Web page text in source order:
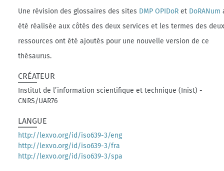
Une révision des glossaires des sites DMP OPIDoR et DoRANum
été réalisée aux côtés des deux services et les termes des
ressources ont été ajoutés pour une nouvelle version de ce
thésaurus.
CRÉATEUR
Institut de l’information scientifique et technique (Inist) -
CNRS/UAR76
LANGUE
http://lexvo.org/id/iso639-3/eng
http://lexvo.org/id/iso639-3/fra
http://lexvo.org/id/iso639-3/spa